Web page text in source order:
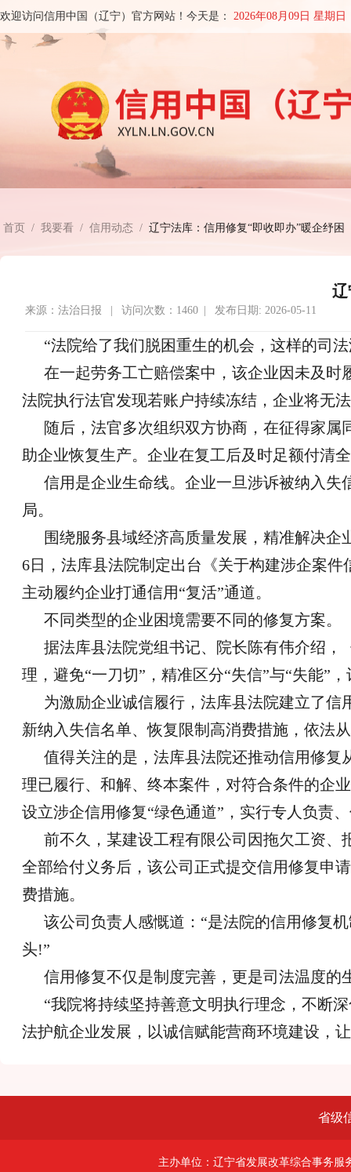
欢迎访问信用中国（辽宁）官方网站！今天是： 2026年08月09日 星期日
首页 / 我要看 / 信用动态 / 辽宁法库：信用修复“即收即办”暖企纾困
辽
来源：法治日报 | 访问次数：1460 | 发布日期: 2026-05-11
“法院给了我们脱困重生的机会，这样的司
在一起劳务工亡赔偿案中，该企业因未及
法院执行法官发现若账户持续冻结，企业将无
随后，法官多次组织双方协商，在征得家
助企业恢复生产。企业在复工后及时足额付清
信用是企业生命线。企业一旦涉诉被纳入失
局。
围绕服务县域经济高质量发展，精准解决
6日，法库县法院制定出台《关于构建涉企案
主动履约企业打通信用“复活”通道。
不同类型的企业困境需要不同的修复方案。
据法库县法院党组书记、院长陈有伟介绍
理，避免“一刀切”，精准区分“失信”与“失能”
为激励企业诚信履行，法库县法院建立了
新纳入失信名单、恢复限制高消费措施，依法
值得关注的是，法库县法院还推动信用修复
理已履行、和解、终本案件，对符合条件的企
设立涉企信用修复“绿色通道”，实行专人负责
前不久，某建设工程有限公司因拖欠工资
全部给付义务后，该公司正式提交信用修复申
费措施。
该公司负责人感慨道：“是法院的信用修复
头!”
信用修复不仅是制度完善，更是司法温度的
“我院将持续坚持善意文明执行理念，不断
法护航企业发展，以诚信赋能营商环境建设，
省级
主办单位：辽宁省发展改革综合事务